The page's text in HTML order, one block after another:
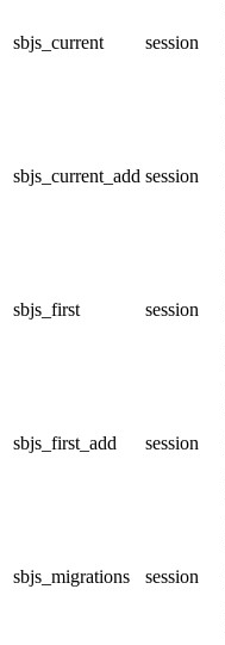
sbjs_current session
sbjs_current_add session
sbjs_first session
sbjs_first_add session
sbjs_migrations session